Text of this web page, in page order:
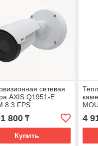
сетевая
AXIS Q1951-E
8.3 FPS
800₸
Купить
4